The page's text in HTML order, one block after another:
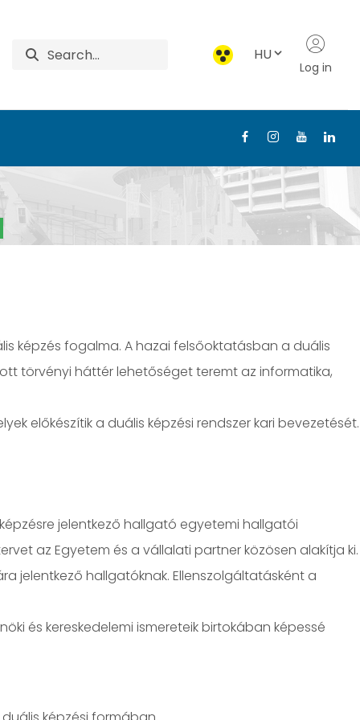
HU
Log in
Intézet
képzés fogalma. A hazai felsőoktatásban a duális
törvényi háttér lehetőséget teremt az informatika,
előkészítik a duális képzési rendszer kari bevezetését.
jelentkező hallgató egyetemi hallgatói
az Egyetem és a vállalati partner közösen alakítja ki.
jelentkező hallgatóknak. Ellenszolgáltatásként a
és kereskedelemi ismereteik birtokában képessé